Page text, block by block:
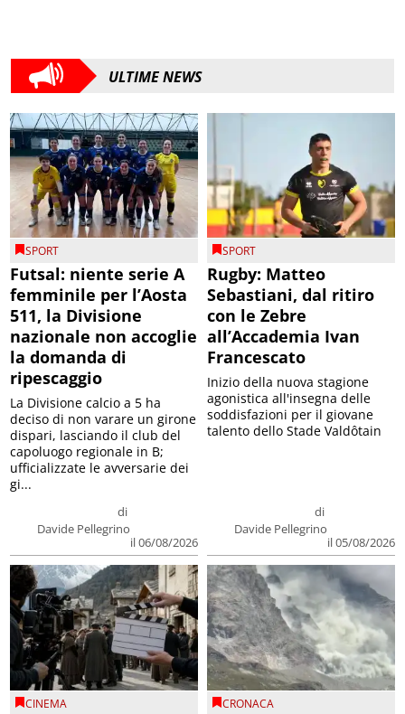
ULTIME NEWS
SPORT
Futsal: niente serie A
femminile per l’Aosta
511, la Divisione
nazionale non accoglie
la domanda di
ripescaggio
di
Davide Pellegrino
il 06/08/2026
La Divisione calcio a 5 ha
deciso di non varare un girone
dispari, lasciando il club del
capoluogo regionale in B;
ufficializzate le avversarie dei
gi...
SPORT
Rugby: Matteo
Sebastiani, dal ritiro
con le Zebre
all’Accademia Ivan
Francescato
di
Davide Pellegrino
il 05/08/2026
Inizio della nuova stagione
agonistica all'insegna delle
soddisfazioni per il giovane
talento dello Stade Valdôtain
CINEMA CRONACA